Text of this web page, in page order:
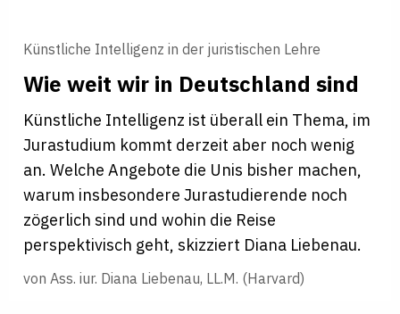
Künstliche Intelligenz in der juristischen Lehre
Wie weit wir in Deut­sch­land sind
Künstliche Intelligenz ist überall ein Thema, im
Jurastudium kommt derzeit aber noch wenig
an. Welche Angebote die Unis bisher machen,
warum insbesondere Jurastudierende noch
zögerlich sind und wohin die Reise
perspektivisch geht, skizziert Diana Liebenau.
von Ass. iur. Diana Liebenau, LL.M. (Harvard)